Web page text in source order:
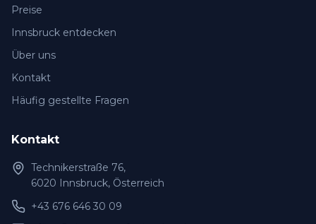
Preise
Innsbruck entdecken
Über uns
Kontakt
Häufig gestellte Fragen
Kontakt
Technikerstraße 76,
6020 Innsbruck, Österreich
+43 676 646 30 09